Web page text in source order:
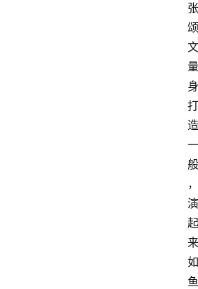
张
颂
文
量
身
打
造
一
般
，
演
起
来
如
鱼